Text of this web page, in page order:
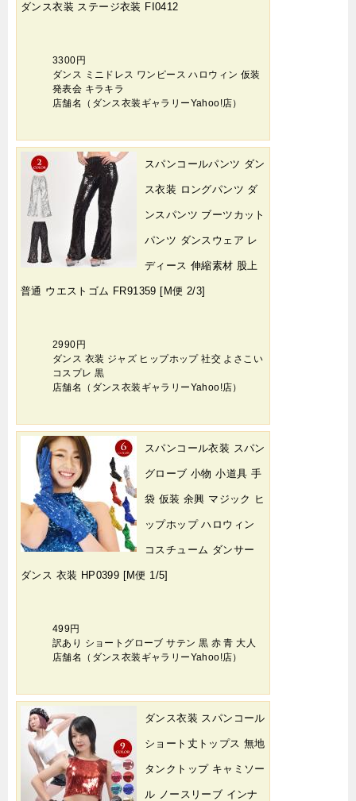
ダンス衣装 ステージ衣装 FI0412
3300円
ダンス ミニドレス ワンピース ハロウィン 仮装
発表会 キラキラ
店舗名（ダンス衣装ギャラリーYahoo!店）
スパンコールパンツ ダン
ス衣装 ロングパンツ ダ
ンスパンツ ブーツカット
パンツ ダンスウェア レ
ディース 伸縮素材 股上
普通 ウエストゴム FR91359 [M便 2/3]
2990円
ダンス 衣装 ジャズ ヒップホップ 社交 よさこい
コスプレ 黒
店舗名（ダンス衣装ギャラリーYahoo!店）
スパンコール衣装 スパン
グローブ 小物 小道具 手
袋 仮装 余興 マジック ヒ
ップホップ ハロウィン
コスチューム ダンサー
ダンス 衣装 HP0399 [M便 1/5]
499円
訳あり ショートグローブ サテン 黒 赤 青 大人
店舗名（ダンス衣装ギャラリーYahoo!店）
ダンス衣装 スパンコール
ショート丈トップス 無地
タンクトップ キャミソー
ル ノースリーブ インナ